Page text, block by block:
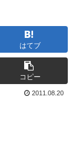
はてブ
コピー
2011.08.20